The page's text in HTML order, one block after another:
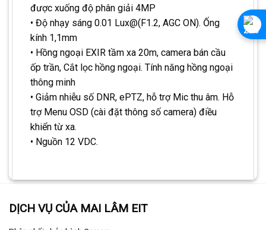
được xuống độ phân giải 4MP
• Độ nhạy sáng 0.01 Lux@(F1.2, AGC ON). Ống
kính 1,1mm
• Hồng ngoại EXIR tầm xa 20m, camera bán cầu
ốp trần, Cắt lọc hồng ngoại. Tính năng hồng ngoại
thông minh
• Giảm nhiễu số DNR, ePTZ, hỗ trợ Mic thu âm. Hỗ
trợ Menu OSD (cài đặt thông số camera) điều
khiển từ xa.
• Nguồn 12 VDC.
DỊCH VỤ CỦA MAI LÂM EIT